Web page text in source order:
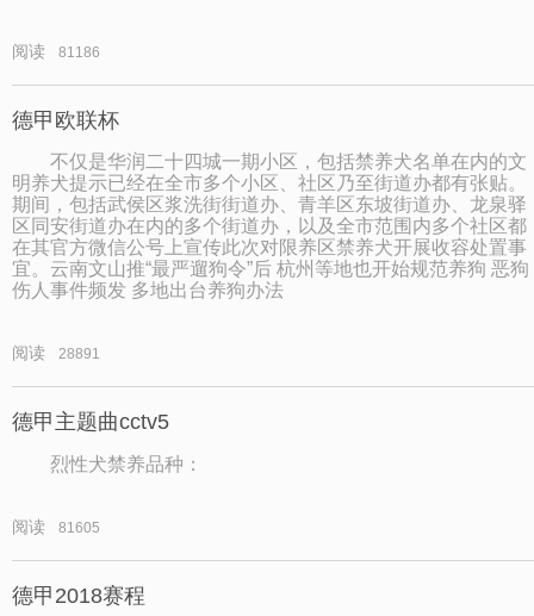
阅读 81186
德甲欧联杯
不仅是华润二十四城一期小区，包括禁养犬名单在内的文
明养犬提示已经在全市多个小区、社区乃至街道办都有张贴。
期间，包括武侯区浆洗街街道办、青羊区东坡街道办、龙泉驿
区同安街道办在内的多个街道办，以及全市范围内多个社区都
在其官方微信公号上宣传此次对限养区禁养犬开展收容处置事
宜。云南文山推“最严遛狗令”后 杭州等地也开始规范养狗 恶狗
伤人事件频发 多地出台养狗办法
阅读 28891
德甲主题曲cctv5
烈性犬禁养品种：
阅读 81605
德甲2018赛程